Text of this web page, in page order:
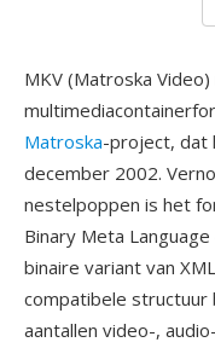
MKV (Matroska
Matroska-project, dat
december 2002.
nestelpoppen is het
Binary Meta
binaire variant van
compatibele structuur
aantallen video-,